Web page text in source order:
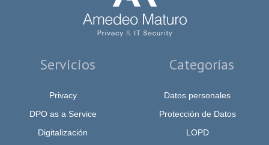
Servicios
Privacy
DPO as a Service
Digitalización
Categorías
Datos personales
Protección de Datos
LOPD